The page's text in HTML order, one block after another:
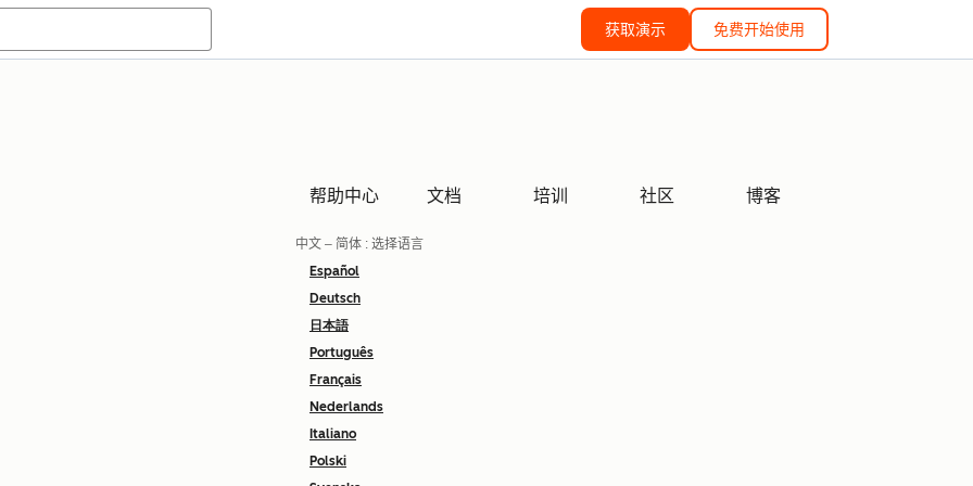
获取演示 免费开始使用
帮助中心 文档 培训 社区 博客
中文 – 简体 : 选择语言
Español
Deutsch
日本語
Português
Français
Nederlands
Italiano
Polski